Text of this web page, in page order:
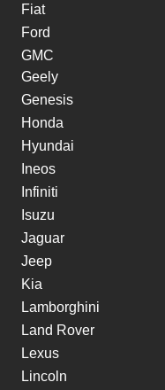
Fiat
Ford
GMC
Geely
Genesis
Honda
Hyundai
Ineos
Infiniti
Isuzu
Jaguar
Jeep
Kia
Lamborghini
Land Rover
Lexus
Lincoln